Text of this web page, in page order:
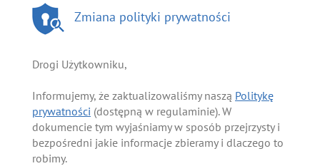
Zmiana polityki prywatności
Drogi Użytkowniku,
Informujemy, że zaktualizowaliśmy naszą Politykę
prywatności (dostępną w regulaminie). W
dokumencie tym wyjaśniamy w sposób przejrzysty i
bezpośredni jakie informacje zbieramy i dlaczego to
robimy.